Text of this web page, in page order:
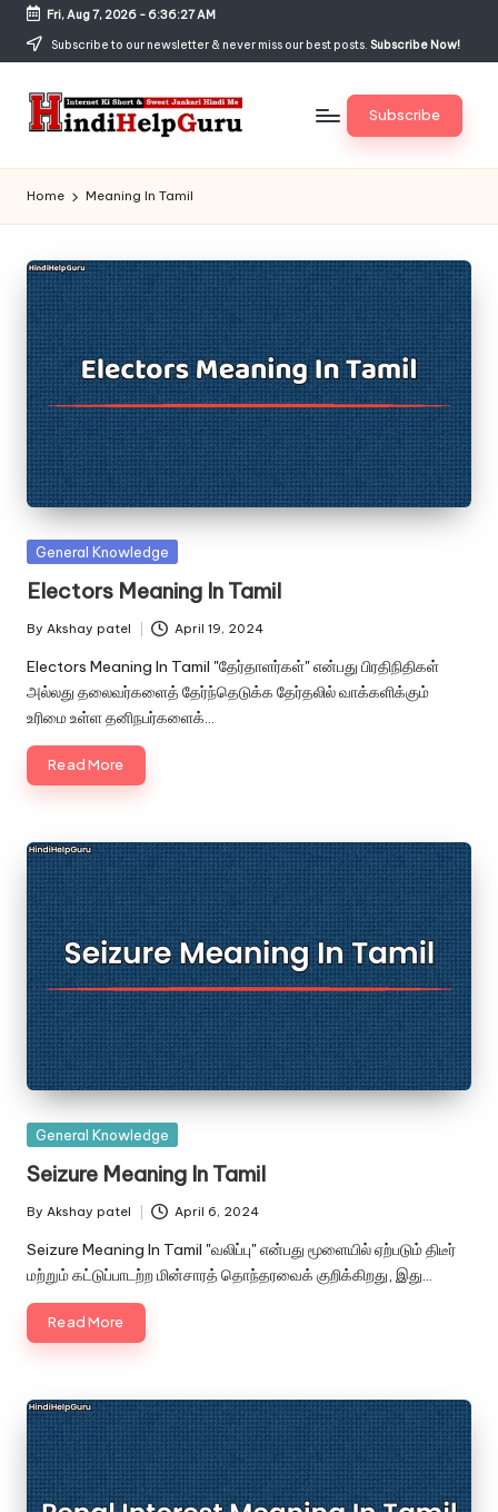
Skip
content
Fri, Aug 7, 2026- 6:36:28 AM
Subscribe to our newsletter & never miss our best posts. Subscribe Now!
H
in
di
H
el
p
G
u
r
u.
c
o
m
Sweet
Jankari
Hindi
me
Subscribe
Home Meaning In Tamil
Posted
General Knowledge
Electors Meaning In Tamil
Posted
by
By Akshay patel April 19, 2024
Electors Meaning In Tamil "தேர்தாளர்கள்" என்பது பிரதிநிதிகள்
அல்லது தலைவர்களைத் தேர்ந்தெடுக்க தேர்தலில் வாக்களிக்கும்
உரிமை உள்ள தனிநபர்களைக்…
Read More
Posted
General Knowledge
Seizure Meaning In Tamil
Posted
by
By Akshay patel April 6, 2024
Seizure Meaning In Tamil "வலிப்பு" என்பது மூளையில் ஏற்படும் திடீர்
மற்றும் கட்டுப்பாடற்ற மின்சாரத் தொந்தரவைக் குறிக்கிறது, இது…
Read More